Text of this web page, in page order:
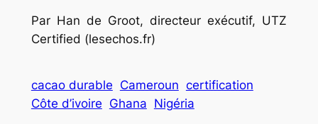
Par Han de Groot, directeur exécutif, UTZ
Certified (lesechos.fr)
cacao durable Cameroun certification
Côte d’ivoire Ghana Nigéria